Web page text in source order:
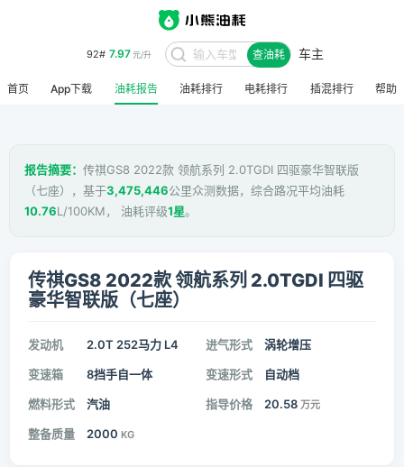
92# 7.97元/升 查油耗 车主
首页 App下载 油耗报告 油耗排行 电耗排行 插混排行 帮助
报告摘要： 传祺GS8 2022款 领航系列 2.0TGDI 四驱豪华智联版
（七座），基于3,475,446公里众测数据，综合路况平均油耗
10.76L/100KM， 油耗评级1星。
传祺GS8 2022款 领航系列 2.0TGDI 四驱
豪华智联版（七座）
发动机 2.0T 252马力 L4 进气形式 涡轮增压
变速箱 8挡手自一体 变速形式 自动档
燃料形式 汽油 指导价格 20.58 万元
整备质量 2000 KG